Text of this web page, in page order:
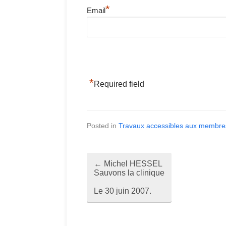
Email*
*Required field
Posted in Travaux accessibles aux
← Michel HESSEL
Sauvons la clinique
Le 30 juin 2007.